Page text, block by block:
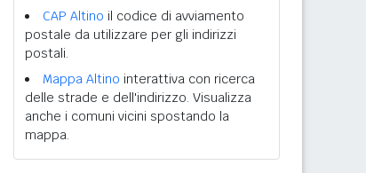
CAP Altino il codice di avviamento
postale da utilizzare per gli indirizzi
postali.
Mappa Altino interattiva con ricerca
delle strade e dell'indirizzo. Visualizza
anche i comuni vicini spostando la
mappa.